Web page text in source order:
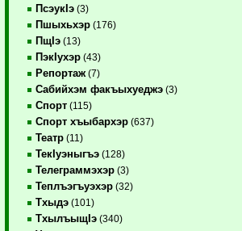
ПсэукIэ (3)
Пшыхьхэр (176)
ПщIэ (13)
ПэкIухэр (43)
Репортаж (7)
Сабийхэм факъыхуеджэ (3)
Спорт (115)
Спорт хъыбархэр (637)
Театр (11)
ТекIуэныгъэ (128)
Телеграммэхэр (3)
Теплъэгъуэхэр (32)
Тхыдэ (101)
ТхылъыщIэ (340)